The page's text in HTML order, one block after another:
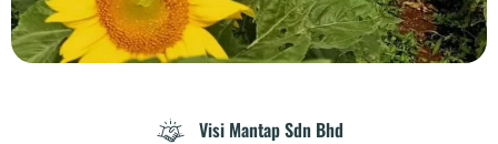
Visi Mantap Sdn Bhd